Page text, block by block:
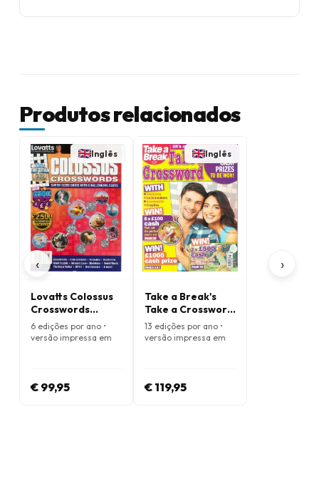
Produtos relacionados
‹
Inglês
Lovatts Colossus
Crosswords
Magazine
6 edições por ano •
versão impressa em
€ 99,95
Inglês
Take a Break's
Take a Crossword
Magazine
13 edições por ano •
versão impressa em
€ 119,95
›